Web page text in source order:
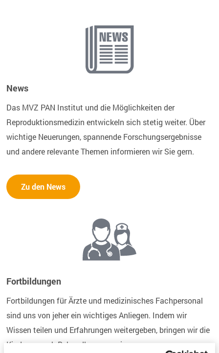
News
Das MVZ PAN Institut und die Möglichkeiten der
Reproduktionsmedizin entwickeln sich stetig weiter. Über
wichtige Neuerungen, spannende Forschungsergebnisse
und andere relevante Themen informieren wir Sie gern.
Zu den News
Fortbildungen
Fortbildungen für Ärzte und medizinisches Fachpersonal
sind uns von jeher ein wichtiges Anliegen. Indem wir
Wissen teilen und Erfahrungen weitergeben, bringen wir die
Kinderwunsch-Behandlung gemeinsam voran.